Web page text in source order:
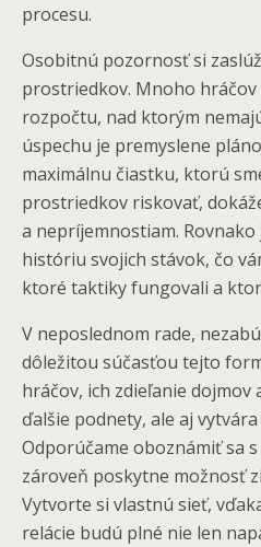
procesu.
Osobitnú pozornosť si
prostriedkov. Mnoho
rozpočtu, nad ktorým
úspechu je premyslene
maximálnu čiastku, ktorú
prostriedkov riskovať,
a nepríjemnostiam.
históriu svojich stávok, čo
ktoré taktiky fungovali a
V neposlednom rade,
dôležitou súčasťou tejto
hráčov, ich zdieľanie
ďalšie podnety, ale aj
Odporúčame oboznámiť sa
zároveň poskytne možnosť
Vytvorte si vlastnú sieť,
relácie budú plné nie len